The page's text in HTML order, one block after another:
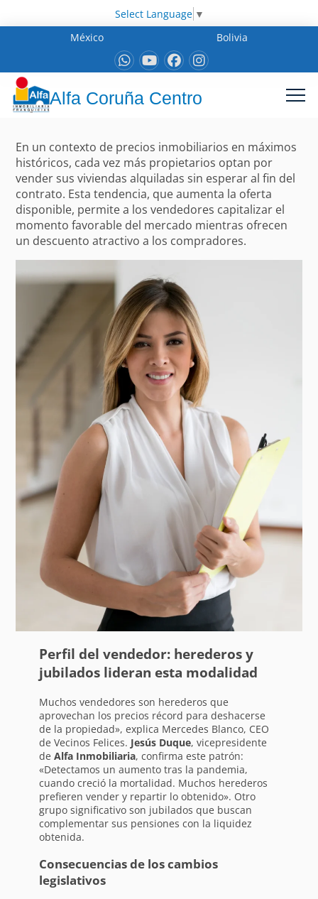
Select Language ▼
México
Bolivia
Alfa Coruña Centro
En un contexto de precios inmobiliarios en máximos
históricos, cada vez más propietarios optan por
vender sus viviendas alquiladas sin esperar al fin del
contrato. Esta tendencia, que aumenta la oferta
disponible, permite a los vendedores capitalizar el
momento favorable del mercado mientras ofrecen
un descuento atractivo a los compradores.
Perfil del vendedor: herederos y
jubilados lideran esta modalidad
Muchos vendedores son herederos que
aprovechan los precios récord para deshacerse
de la propiedad», explica Mercedes Blanco, CEO
de Vecinos Felices. Jesús Duque, vicepresidente
de Alfa Inmobiliaria, confirma este patrón:
«Detectamos un aumento tras la pandemia,
cuando creció la mortalidad. Muchos herederos
prefieren vender y repartir lo obtenido». Otro
grupo significativo son jubilados que buscan
complementar sus pensiones con la liquidez
obtenida.
Consecuencias de los cambios
legislativos